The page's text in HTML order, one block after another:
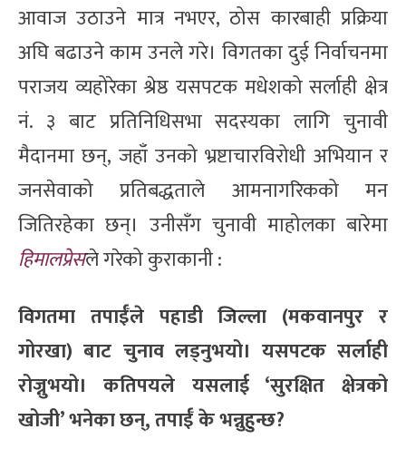
आवाज उठाउने मात्र नभएर, ठोस कारबाही प्रक्रिया
अघि बढाउने काम उनले गरे। विगतका दुई निर्वाचनमा
पराजय व्यहोरेका श्रेष्ठ यसपटक मधेशको सर्लाही क्षेत्र
नं. ३ बाट प्रतिनिधिसभा सदस्यका लागि चुनावी
मैदानमा छन्, जहाँ उनको भ्रष्टाचारविरोधी अभियान र
जनसेवाको प्रतिबद्धताले आमनागरिकको मन
जितिरहेका छन्। उनीसँग चुनावी माहोलका बारेमा
हिमालप्रेसले गरेको कुराकानी :
विगतमा तपाईँले पहाडी जिल्ला (मकवानपुर र
गोरखा) बाट चुनाव लड्नुभयो। यसपटक सर्लाही
रोज्नुभयो। कतिपयले यसलाई ‘सुरक्षित क्षेत्रको
खोजी’ भनेका छन्, तपाईँ के भन्नुहुन्छ?